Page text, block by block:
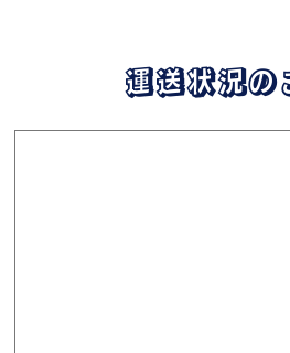
運送状況の